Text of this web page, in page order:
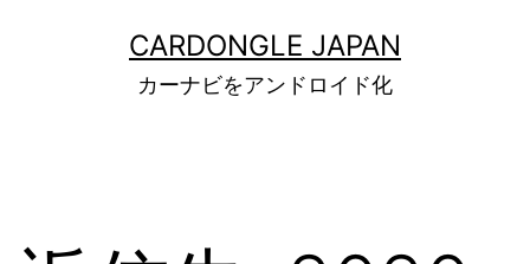
CARDONGLE JAPAN
カーナビをアンドロイド化